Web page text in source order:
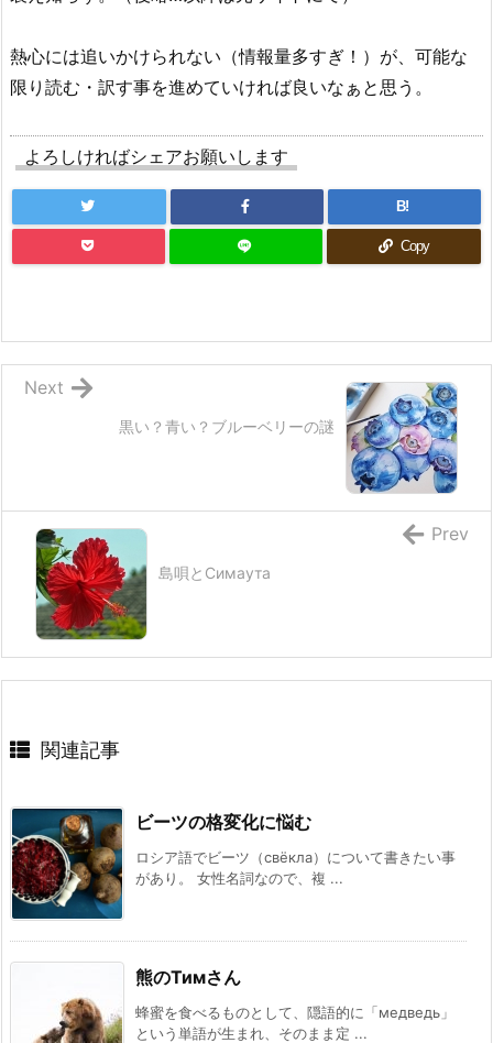
熱心には追いかけられない（情報量多すぎ！）が、可能な
限り読む・訳す事を進めていければ良いなぁと思う。
よろしければシェアお願いします
B!
Copy
黒い？青い？ブルーベリーの謎
Next
島唄とСимаута
Prev
関連記事
ビーツの格変化に悩む
ロシア語でビーツ（свёкла）について書きたい事
があり。 女性名詞なので、複 ...
熊のТимさん
蜂蜜を食べるものとして、隠語的に「медведь」
という単語が生まれ、そのまま定 ...